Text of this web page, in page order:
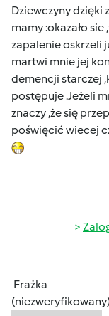
Dziewczyny dzięki
mamy :okazało
zapalenie oskrzeli
martwi mnie jej
demencji starczej
postępuje .Jeżeli
znaczy ,że się
poświęcić wiecej
Frażka